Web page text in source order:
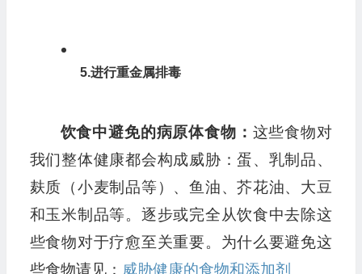
5.进行重金属排毒
饮食中避免的病原体食物： 这些食物对
我们整体健康都会构成威胁：蛋、乳制品、
麸质（小麦制品等）、鱼油、芥花油、大豆
和玉米制品等。逐步或完全从饮食中去除这
些食物对于疗愈至关重要。为什么要避免这
些食物请见： 威胁健康的食物和添加剂